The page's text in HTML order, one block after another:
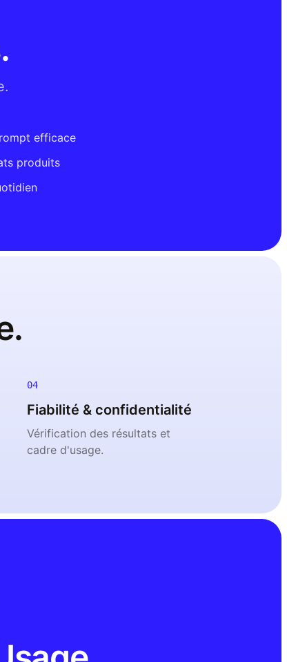
efficace
produits
04
Fiabilité & confidentialité
Vérification des résultats et
cadre d'usage.